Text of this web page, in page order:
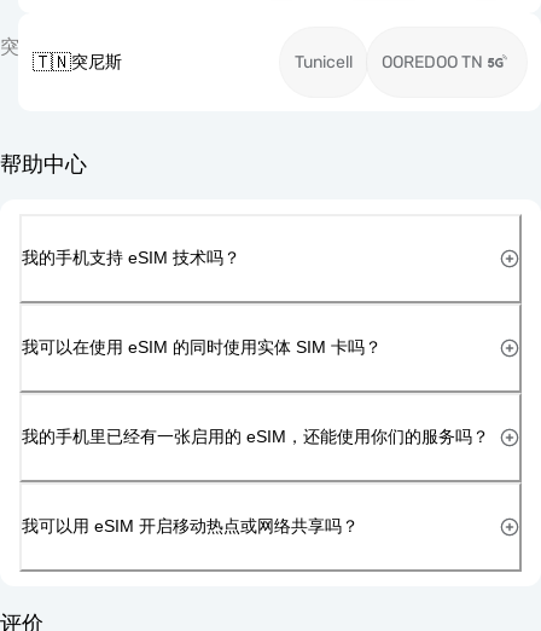
突
🇹🇳突尼斯 Tunicell OOREDOO TN
帮助中心
我的手机支持 eSIM 技术吗？
我可以在使用 eSIM 的同时使用实体 SIM 卡吗？
我的手机里已经有一张启用的 eSIM，还能使用你们的服务吗？
我可以用 eSIM 开启移动热点或网络共享吗？
评价